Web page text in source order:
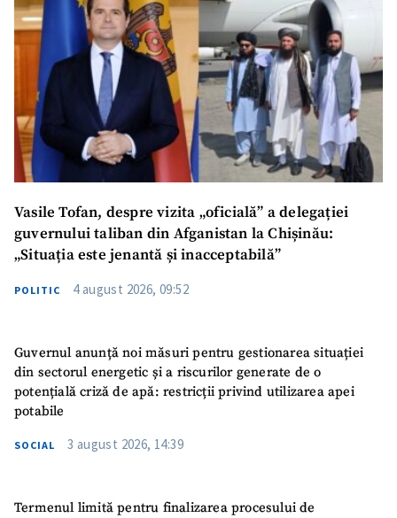
Vasile Tofan, despre vizita „oficială” a delegației
guvernului taliban din Afganistan la Chișinău:
„Situația este jenantă și inacceptabilă”
POLITIC 4 august 2026, 09:52
Guvernul anunță noi măsuri pentru gestionarea situației
din sectorul energetic și a riscurilor generate de o
potențială criză de apă: restricții privind utilizarea apei
potabile
SOCIAL 3 august 2026, 14:39
Termenul limită pentru finalizarea procesului de